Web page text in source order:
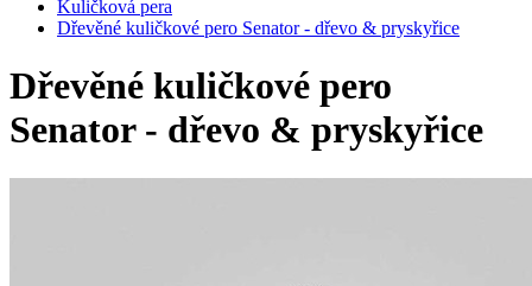
Kuličková pera
Dřevěné kuličkové pero Senator - dřevo & pryskyřice
Dřevěné kuličkové pero
Senator - dřevo & pryskyřice